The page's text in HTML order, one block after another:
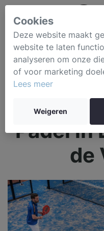
Cookies
Deze website maakt
website te laten
analyseren om onze
of voor marketing
Lees meer
Weigeren
Padel in
de